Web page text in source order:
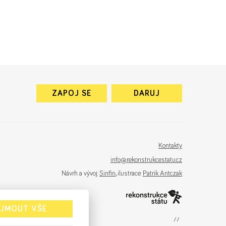
ZAPOJ SE DARUJ
Kontakty
info@rekonstrukcestatu.cz
Návrh a vývoj: Sinfin, ilustrace: Patrik Antczak
VŠE